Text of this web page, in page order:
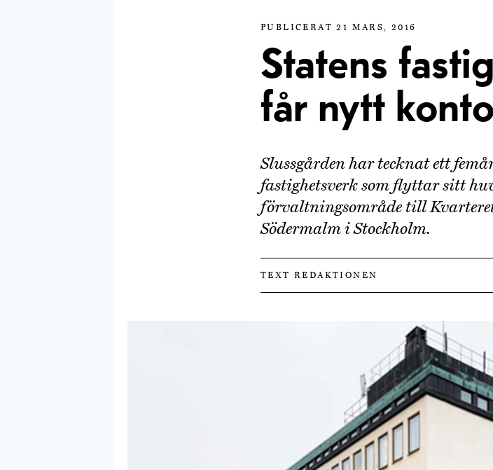
PUBLICERAT 21 MARS, 2016
Statens
får nytt
Slussgården har tecknat ett
fastighetsverk som flyttar sitt
förvaltningsområde till
Södermalm i Stockholm.
TEXT REDAKTIONEN